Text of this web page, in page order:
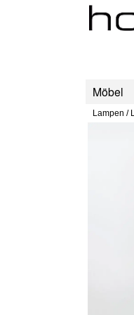
Möbel
Lampen /